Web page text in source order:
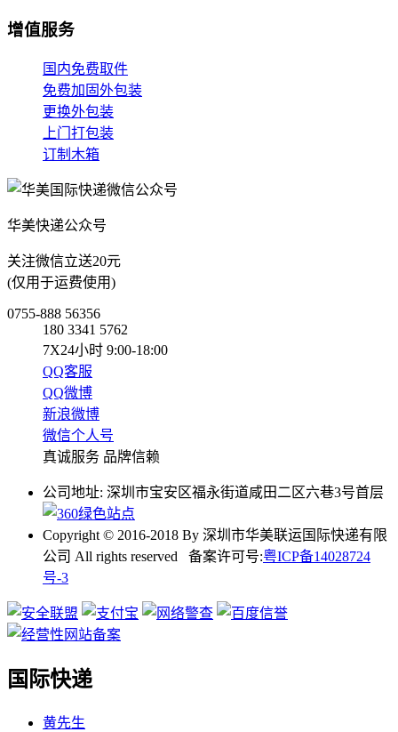
增值服务
国内免费取件
免费加固外包装
更换外包装
上门打包装
订制木箱
华美快递公众号
关注微信立送20元
(仅用于运费使用)
0755-888 56356
180 3341 5762
7X24小时 9:00-18:00
QQ客服
QQ微博
新浪微博
微信个人号
真诚服务 品牌信赖
公司地址: 深圳市宝安区福永街道咸田二区六巷3号首层
Copyright © 2016-2018 By 深圳市华美联运国际快递有限
公司 All rights reserved 备案许可号:粤ICP备14028724
号-3
国际快递
黄先生